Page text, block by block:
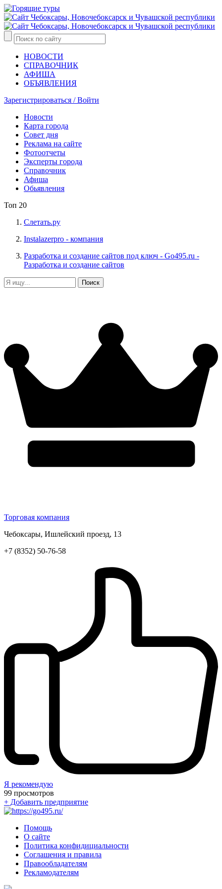
НОВОСТИ
СПРАВОЧНИК
АФИША
ОБЪЯВЛЕНИЯ
Зарегистрироваться / Войти
Новости
Карта города
Совет дня
Реклама на сайте
Фотоотчеты
Эксперты города
Справочник
Афиша
Обьявления
Топ 20
Слетать.ру
Instalazerpro - компания
Разработка и создание сайтов под ключ - Go495.ru -
Разработка и создание сайтов
Торговая компания
Чебоксары, Ишлейский проезд, 13
+7 (8352) 50-76-58
Я рекомендую
99 просмотров
+ Добавить предприятие
Помощь
О сайте
Политика конфидициальности
Соглашения и правила
Правообладателям
Рекламодателям